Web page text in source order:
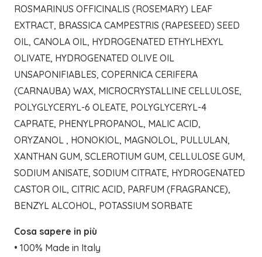
ROSMARINUS OFFICINALIS (ROSEMARY) LEAF
EXTRACT, BRASSICA CAMPESTRIS (RAPESEED) SEED
OIL, CANOLA OIL, HYDROGENATED ETHYLHEXYL
OLIVATE, HYDROGENATED OLIVE OIL
UNSAPONIFIABLES, COPERNICA CERIFERA
(CARNAUBA) WAX, MICROCRYSTALLINE CELLULOSE,
POLYGLYCERYL-6 OLEATE, POLYGLYCERYL-4
CAPRATE, PHENYLPROPANOL, MALIC ACID,
ORYZANOL , HONOKIOL, MAGNOLOL, PULLULAN,
XANTHAN GUM, SCLEROTIUM GUM, CELLULOSE GUM,
SODIUM ANISATE, SODIUM CITRATE, HYDROGENATED
CASTOR OIL, CITRIC ACID, PARFUM (FRAGRANCE),
BENZYL ALCOHOL, POTASSIUM SORBATE
Cosa sapere in più
• 100% Made in Italy